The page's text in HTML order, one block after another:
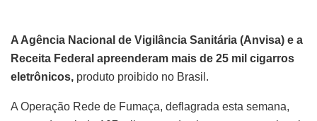
A Agência Nacional de Vigilância Sanitária (Anvisa) e a
Receita Federal apreenderam mais de 25 mil cigarros
eletrônicos, produto proibido no Brasil.
A Operação Rede de Fumaça, deflagrada esta semana,